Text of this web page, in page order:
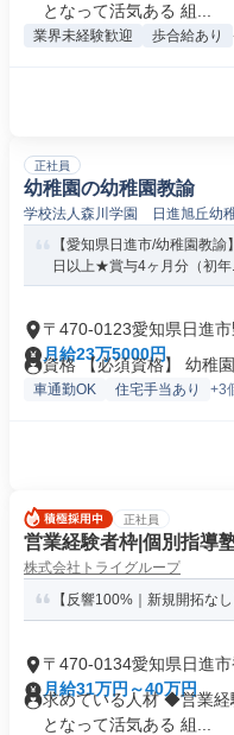
となって活気ある 組...
業界未経験歓迎 歩合給あり
正社員
幼稚園の幼稚園教諭
学校法人森川学園 日進旭丘幼
【愛知県日進市/幼稚園教
日以上★賞与4ヶ月分（初年
〒470-0123愛知県日進
月給23万5000円
資格 【必須資格】 幼稚
車通勤OK 住宅手当あり +3
正社員
営業経験者枠|個別指導
株式会社トライグループ
【反響100%｜新規開拓な
〒470-0134愛知県日進
月給31万円～40万円
求めている人材 ◆営業
となって活気ある 組...